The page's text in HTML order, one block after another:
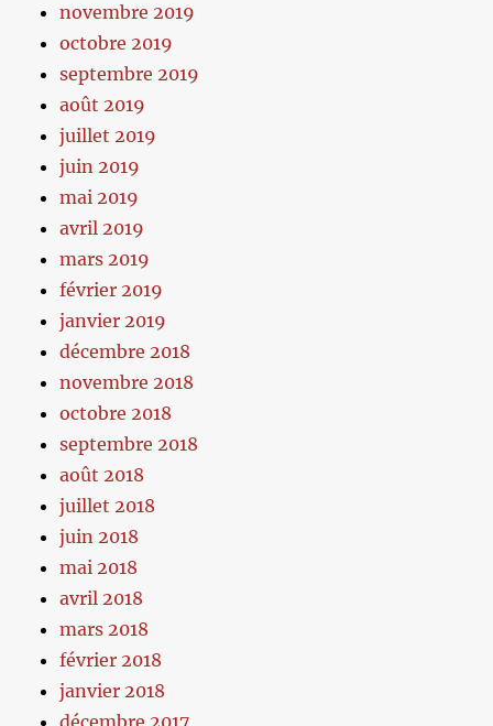
novembre 2019
octobre 2019
septembre 2019
août 2019
juillet 2019
juin 2019
mai 2019
avril 2019
mars 2019
février 2019
janvier 2019
décembre 2018
novembre 2018
octobre 2018
septembre 2018
août 2018
juillet 2018
juin 2018
mai 2018
avril 2018
mars 2018
février 2018
janvier 2018
décembre 2017